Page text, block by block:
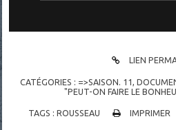
LIEN
CATÉGORIES : =>SAISON. 11,
"PEUT-ON FAIRE LE
TAGS : ROUSSEAU IMPRIMER